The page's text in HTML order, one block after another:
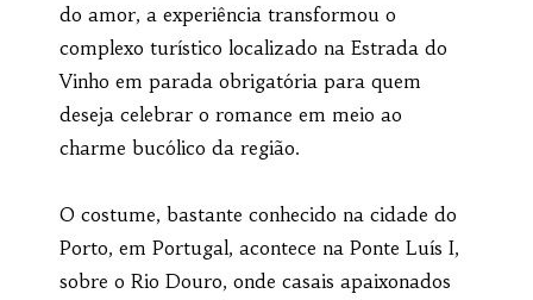
do amor, a experiência transformou o
complexo turístico localizado na Estrada do
Vinho em parada obrigatória para quem
deseja celebrar o romance em meio ao
charme bucólico da região.
O costume, bastante conhecido na cidade do
Porto, em Portugal, acontece na Ponte Luís I,
sobre o Rio Douro, onde casais apaixonados